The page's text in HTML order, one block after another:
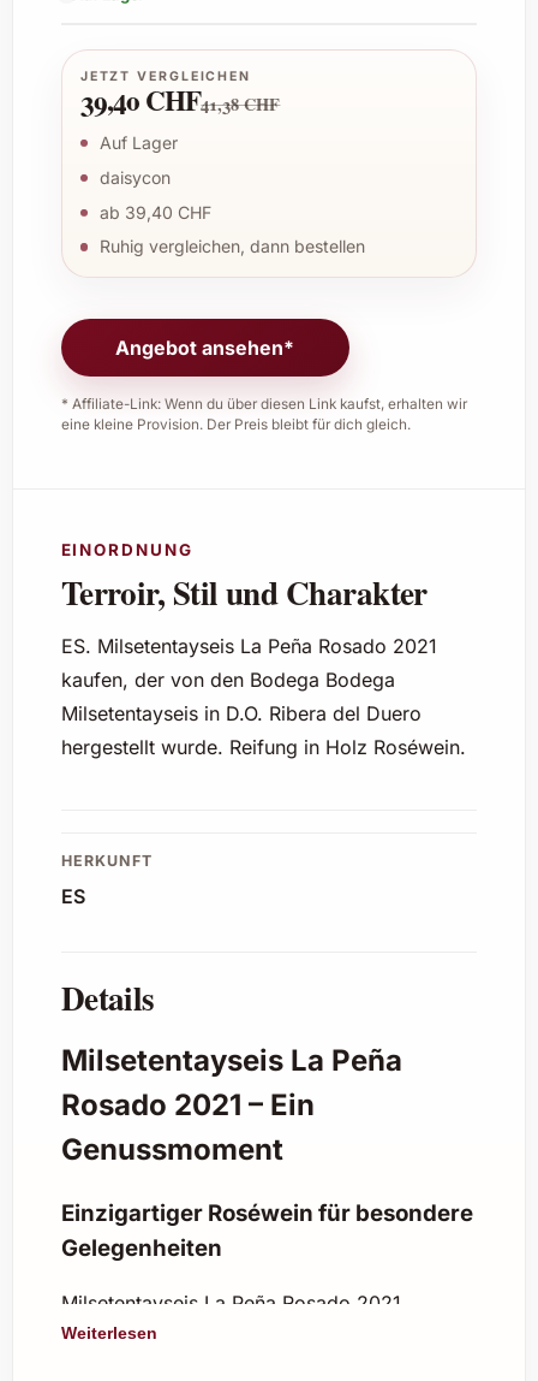
JETZT VERGLEICHEN
39,40 CHF41,38 CHF
Auf Lager
daisycon
ab 39,40 CHF
Ruhig vergleichen, dann bestellen
Angebot ansehen*
* Affiliate-Link: Wenn du über diesen Link kaufst, erhalten wir
eine kleine Provision. Der Preis bleibt für dich gleich.
EINORDNUNG
Terroir, Stil und Charakter
ES. Milsetentayseis La Peña Rosado 2021
kaufen, der von den Bodega Bodega
Milsetentayseis in D.O. Ribera del Duero
hergestellt wurde. Reifung in Holz Roséwein.
HERKUNFT
ES
Details
Milsetentayseis La Peña
Rosado 2021 – Ein
Genussmoment
Einzigartiger Roséwein für besondere
Gelegenheiten
Milsetentayseis La Peña Rosado 2021
präsentiert sich als eleganter und frisch-
Weiterlesen